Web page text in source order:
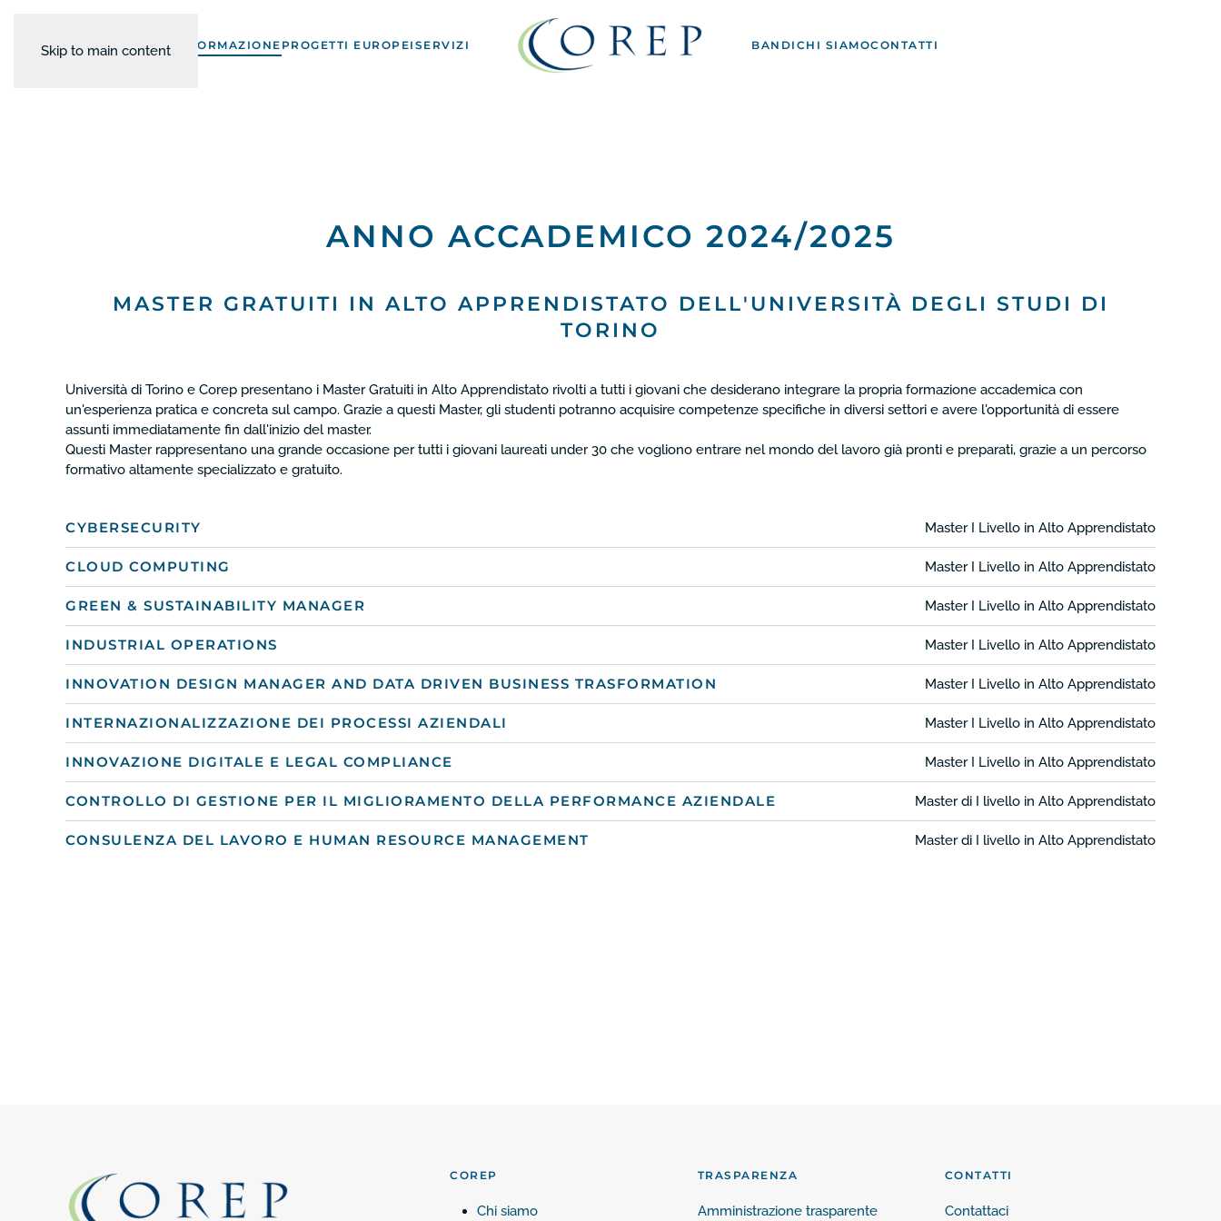
Skip to main content FORMAZIONE PROGETTI EUROPEI SERVIZI BANDI CHI SIAMOCONTATTI
ANNO ACCADEMICO 2024/2025
MASTER GRATUITI IN ALTO APPRENDISTATO DELL'UNIVERSITÀ DEGLI STUDI DI
TORINO
Università di Torino e Corep presentano i Master Gratuiti in Alto Apprendistato rivolti a tutti i giovani che desiderano integrare la propria formazione accademica con
un'esperienza pratica e concreta sul campo. Grazie a questi Master, gli studenti potranno acquisire competenze specifiche in diversi settori e avere l'opportunità di essere
assunti immediatamente fin dall'inizio del master.
Questi Master rappresentano una grande occasione per tutti i giovani laureati under 30 che vogliono entrare nel mondo del lavoro già pronti e preparati, grazie a un percorso
formativo altamente specializzato e gratuito.
CYBERSECURITY Master I Livello in Alto Apprendistato
CLOUD COMPUTING Master I Livello in Alto Apprendistato
GREEN & SUSTAINABILITY MANAGER Master I Livello in Alto Apprendistato
INDUSTRIAL OPERATIONS Master I Livello in Alto Apprendistato
INNOVATION DESIGN MANAGER AND DATA DRIVEN BUSINESS TRASFORMATION Master I Livello in Alto Apprendistato
INTERNAZIONALIZZAZIONE DEI PROCESSI AZIENDALI Master I Livello in Alto Apprendistato
INNOVAZIONE DIGITALE E LEGAL COMPLIANCE Master I Livello in Alto Apprendistato
CONTROLLO DI GESTIONE PER IL MIGLIORAMENTO DELLA PERFORMANCE AZIENDALE Master di I livello in Alto Apprendistato
CONSULENZA DEL LAVORO E HUMAN RESOURCE MANAGEMENT Master di I livello in Alto Apprendistato
COREP
Chi siamo
TRASPARENZA
Amministrazione trasparente
CONTATTI
Contattaci